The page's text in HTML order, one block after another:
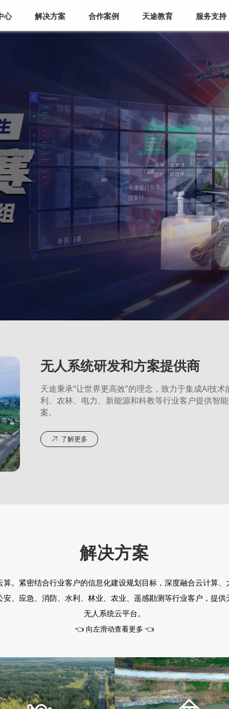
心 解决方案 合作案例 天途教育 服务支持
无人系统研发和方案提供商
天途秉承“让世界更高效”的理念，致力于集成AI技
利、农林、电力、新能源和科教等行业客户提供智
案。
 了解更多
解决方案
。紧密结合行业客户的信息化建设规划目标，深度融合云计算
、应急、消防、水利、林业、农业、遥感勘测等行业客户，提
无人系统云平台。
👈 向左滑动查看更多 👈